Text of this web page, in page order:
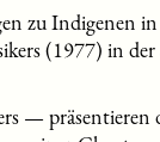
zu Indigenen in
(1977) in
— präsentieren